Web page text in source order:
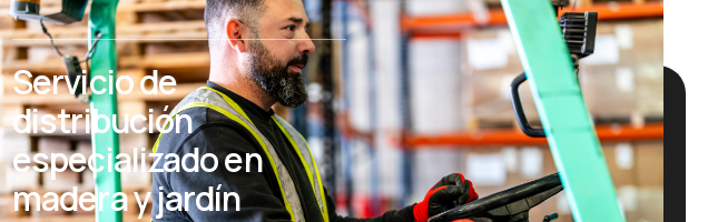
Servicio de
distribución
especializado en
madera y jardín